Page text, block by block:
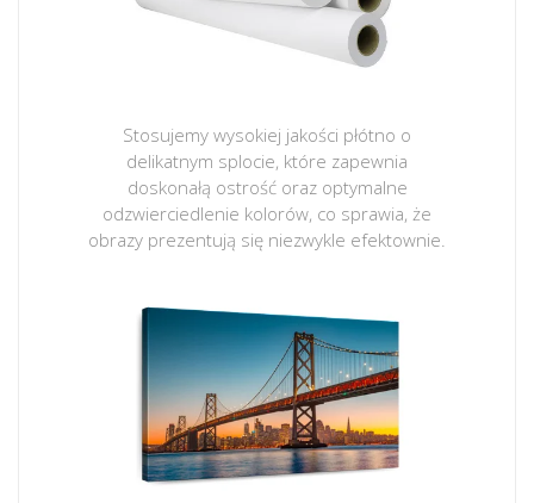
Stosujemy wysokiej jakości płótno o
delikatnym splocie, które zapewnia
doskonałą ostrość oraz optymalne
odzwierciedlenie kolorów, co sprawia, że
obrazy prezentują się niezwykle efektownie.